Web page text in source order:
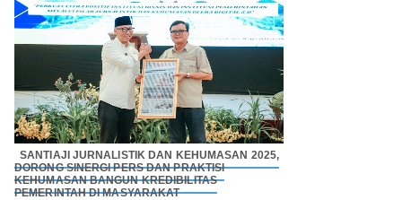
SANTIAJI JURNALISTIK DAN KEHUMASAN 2025,
DORONG SINERGI PERS DAN PRAKTISI
KEHUMASAN BANGUN KREDIBILITAS
PEMERINTAH DI MASYARAKAT